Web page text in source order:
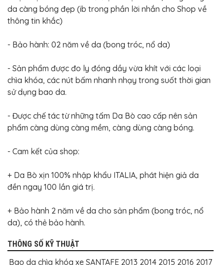
da càng bóng đẹp (ib trong phần lời nhắn cho Shop về
thông tin khắc)
- Bảo hành: 02 năm về da (bong tróc, nổ da)
- Sản phẩm được đo ly đóng dầy vừa khít với các loại
chìa khóa, các nút bấm nhanh nhạy trong suốt thời gian
sử dụng bao da.
- Được chế tác từ những tấm Da Bò cao cấp nên sản
phẩm càng dùng càng mềm, càng dùng càng bóng.
- Cam kết của shop:
+ Da Bò xịn 100% nhập khẩu ITALIA, phát hiện giả da
đền ngay 100 lần giá trị.
+ Bảo hành 2 năm về da cho sản phẩm (bong tróc, nổ
da), có thẻ bảo hành.
THÔNG SỐ KỸ THUẬT
Bao da chìa khóa xe SANTAFE 2013 2014 2015 2016 2017